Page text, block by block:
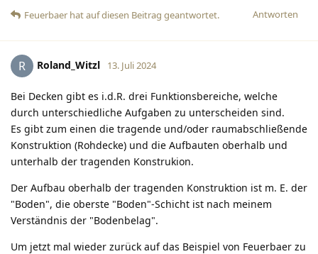
Antworten
Feuerbaer hatauf diesen Beitrag geantwortet.
R Roland_Witzl 13. Juli 2024
Bei Decken gibt es i.d.R. drei Funktionsbereiche, welche
durch unterschiedliche Aufgaben zu unterscheiden sind.
Es gibt zum einen die tragende und/oder raumabschließende
Konstruktion (Rohdecke) und die Aufbauten oberhalb und
unterhalb der tragenden Konstrukion.
Der Aufbau oberhalb der tragenden Konstruktion ist m. E. der
"Boden", die oberste "Boden"-Schicht ist nach meinem
Verständnis der "Bodenbelag".
Um jetzt mal wieder zurück auf das Beispiel von Feuerbaer zu